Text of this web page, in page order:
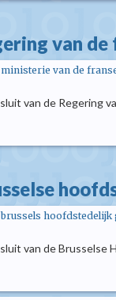
van de
ministerie van de
van de Regering
brussels hoofdstedelijk
van de Brusselse